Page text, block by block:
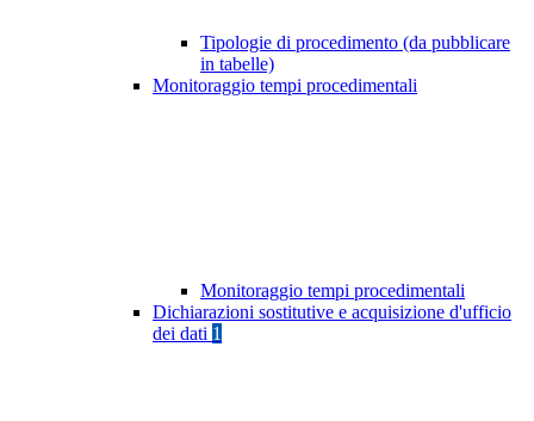
Tipologie di procedimento (da pubblicare
in tabelle)
Monitoraggio tempi procedimentali
Monitoraggio tempi procedimentali
Dichiarazioni sostitutive e acquisizione d'ufficio
dei dati 1